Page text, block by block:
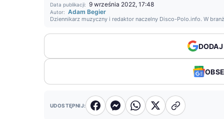
Data publikacji: 9 września 2022, 17:48
Autor: Adam Begier
Dziennikarz muzyczny i redaktor naczelny Disco-Polo.info. W
UDOSTĘPNIJ: